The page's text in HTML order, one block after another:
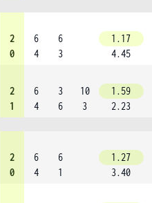
2
0
6
4
6
3
1.17
4.45
2
1
6
4
3
6
10
3
1.59
2.23
2
0
6
4
6
1
1.27
3.40